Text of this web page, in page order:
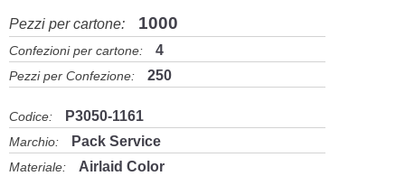
Pezzi per cartone: 1000
Confezioni per cartone: 4
Pezzi per Confezione: 250
Codice: P3050-1161
Marchio: Pack Service
Materiale: Airlaid Color